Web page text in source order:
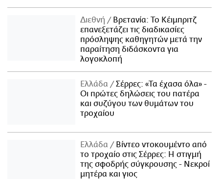
Διεθνή
Βρετανία: Το Κέιμπριτζ
επανεξετάζει τις διαδικασίες
πρόσληψης καθηγητών μετά την
παραίτηση διδάσκοντα για
λογοκλοπή
Ελλάδα
Σέρρες: «Τα έχασα όλα» -
Οι πρώτες δηλώσεις του πατέρα
και συζύγου των θυμάτων του
τροχαίου
Ελλάδα
Βίντεο ντοκουμέντο από
το τροχαίο στις Σέρρες: Η στιγμή
της σφοδρής σύγκρουσης - Νεκροί
μητέρα και γιος